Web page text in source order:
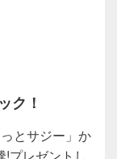
ク！
とサジー」か
プレゼントし